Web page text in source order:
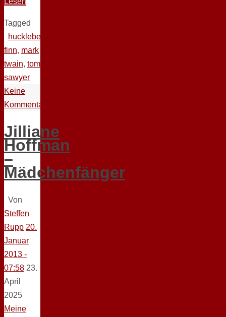
Tagged
huckleberry
finn, mark
twain, tom
sawyer
Keine
Kommentare
Jilliane
Hoffman
–
Mädchenfänger
Von
Steffen
Rupp 20.
Januar
2013 -
07:58 23.
April
2025
Meine